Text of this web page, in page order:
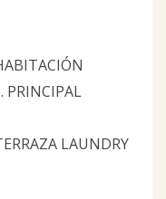
PRINCIPAL
LAUNDRY